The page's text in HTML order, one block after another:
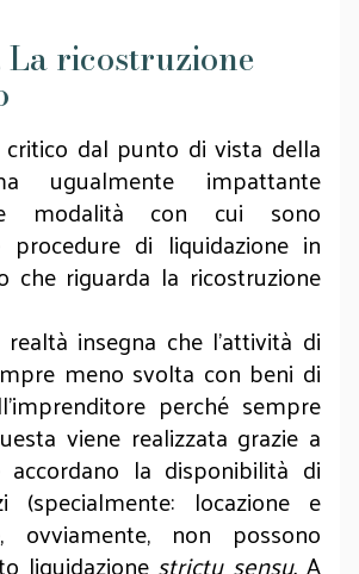
La ricostruzione
dal punto di vista della
ugualmente impattante
modalità con cui sono
di liquidazione in
che riguarda la ricostruzione
insegna che l’attività di
meno svolta con beni di
perché sempre
viene realizzata grazie a
la disponibilità di
locazione e
ovviamente, non possono